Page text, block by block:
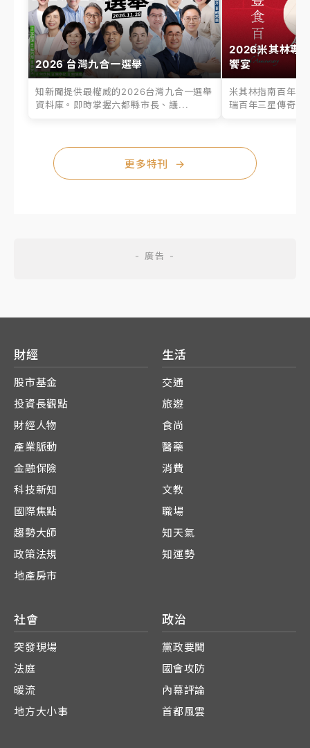
2026 台灣九合一選舉
知新聞提供最權威的2026台灣九合一選舉
資料庫。即時掌握六都縣市長、議...
2026米其林專
饗宴
米其林指南百年之
瑞百年三星傳奇、
更多特刊 →
財經
股市基金
投資長觀點
財經人物
產業脈動
金融保險
科技新知
國際焦點
趨勢大師
政策法規
地產房市
生活
交通
旅遊
食尚
醫藥
消費
文教
職場
知天氣
知運勢
社會
突發現場
法庭
暖流
地方大小事
政治
黨政要聞
國會攻防
內幕評論
首都風雲